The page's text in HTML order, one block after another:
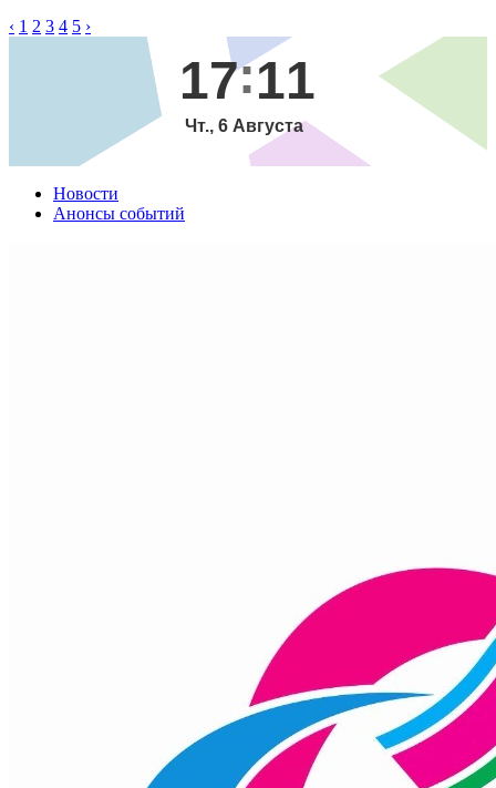
‹ 1 2 3 4 5 ›
17 11
Чт., 6 Августа
Новости
Анонсы событий